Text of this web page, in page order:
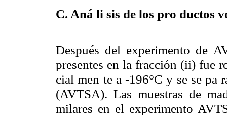
C. Aná li sis de los pro ductos
Después del experimento de
presentes en la fracción (ii) fue
cial men te a -196°C y se se pa
(AVTSA). Las muestras de
milares en el experimento